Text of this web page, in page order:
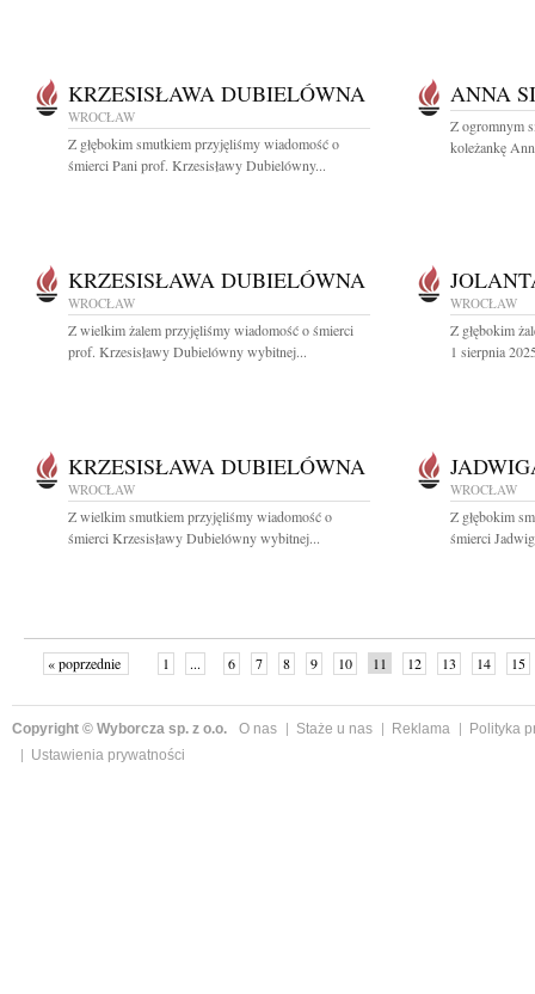
KRZESISŁAWA DUBIELÓWNA
WROCŁAW
Z głębokim smutkiem przyjęliśmy wiadomość o
śmierci Pani prof. Krzesisławy Dubielówny...
ANNA
Z ogromnym
koleżankę
KRZESISŁAWA DUBIELÓWNA
WROCŁAW
Z wielkim żalem przyjęliśmy wiadomość o śmierci
prof. Krzesisławy Dubielówny wybitnej...
WROCŁAW
Z głębokim
1 sierpnia
KRZESISŁAWA DUBIELÓWNA
WROCŁAW
Z wielkim smutkiem przyjęliśmy wiadomość o
śmierci Krzesisławy Dubielówny wybitnej...
WROCŁAW
Z głębokim
śmierci
« poprzednie 1 ... 6 7 8 9 10 11 12 13 14 15
Copyright © Wyborcza sp. z o.o. O nas Staże u nas Reklama
Polityka
Ustawienia prywatności